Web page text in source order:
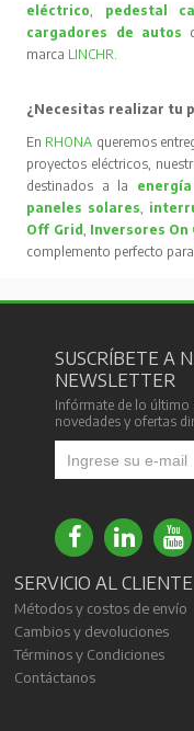
eléctrico
pedestal
cargadores de autos
marca LINCHR
¿Necesitas realizar tu
En RHONA queremos
proyectos eléctricos,
destinados a la
paneles solares
Off Grid Inversores On
complemento perfecto
SUSCRÍBETE A
NEWSLETTER
Infórmate de lo último
novedades y ofertas
SERVICIO AL CLIENTE
Métodos y costos de envío
Cambios y devoluciones
Términos y Condiciones
Contáctanos